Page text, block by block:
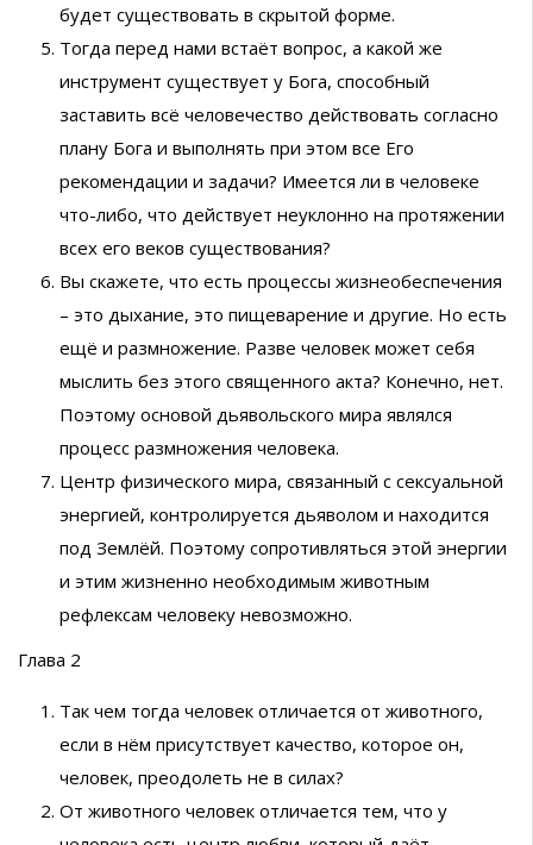
будет существовать в скрытой форме.
Тогда перед нами встаёт вопрос, а какой же
инструмент существует у Бога, способный
заставить всё человечество действовать согласно
плану Бога и выполнять при этом все Его
рекомендации и задачи? Имеется ли в человеке
что-либо, что действует неуклонно на протяжении
всех его веков существования?
Вы скажете, что есть процессы жизнеобеспечения
– это дыхание, это пищеварение и другие. Но есть
ещё и размножение. Разве человек может себя
мыслить без этого священного акта? Конечно, нет.
Поэтому основой дьявольского мира являлся
процесс размножения человека.
Центр физического мира, связанный с сексуальной
энергией, контролируется дьяволом и находится
под Землёй. Поэтому сопротивляться этой энергии
и этим жизненно необходимым животным
рефлексам человеку невозможно.
Глава 2
Так чем тогда человек отличается от животного,
если в нём присутствует качество, которое он,
человек, преодолеть не в силах?
От животного человек отличается тем, что у